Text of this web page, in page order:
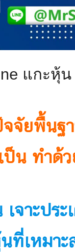
แกะหุ้
จจัยพื้น
ป็น ทำด้
เจาะปร
ที่เหมาะ